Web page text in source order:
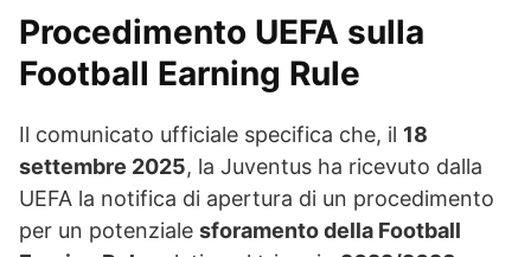
Procedimento UEFA sulla
Football Earning Rule
Il comunicato ufficiale specifica che, il 18
settembre 2025, la Juventus ha ricevuto dalla
UEFA la notifica di apertura di un procedimento
per un potenziale sforamento della Football